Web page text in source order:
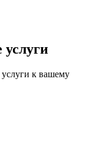
к вашему